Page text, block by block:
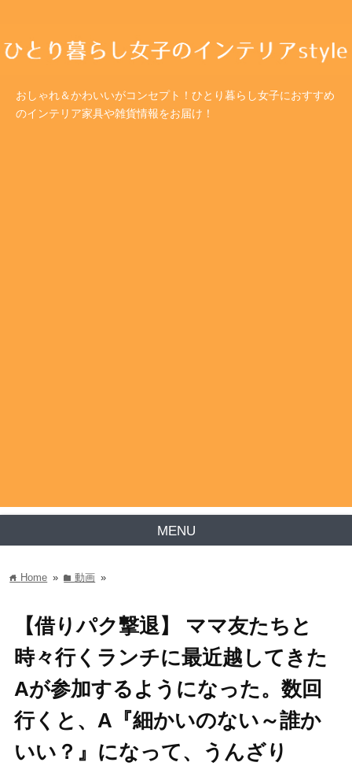
おしゃれ＆かわいいがコンセプト！ひとり暮らし女子におすすめ
のインテリア家具や雑貨情報をお届け！
MENU
home Home » folder動画 »
【借りパク撃退】 ママ友たちと
時々行くランチに最近越してきた
Aが参加するようになった。数回
行くと、A『細かいのない～誰か
いい？』になって、うんざり